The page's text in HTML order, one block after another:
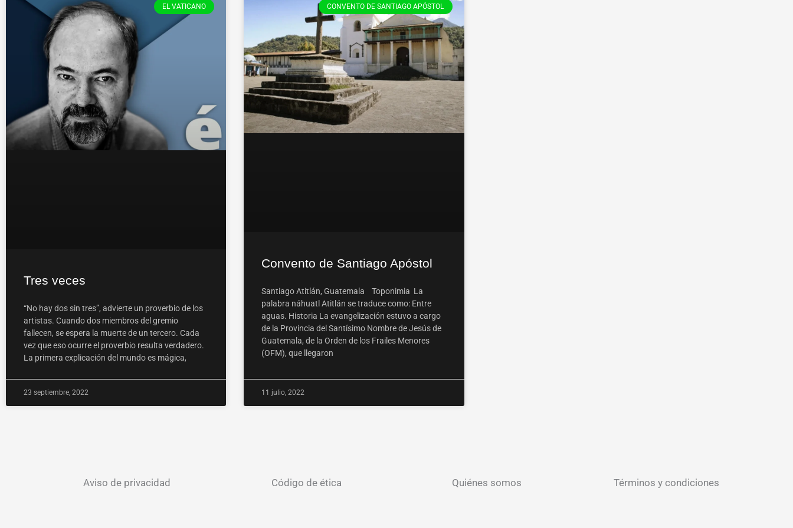
EL VATICANO
Tres veces
“No hay dos sin tres”, advierte un proverbio de los
artistas. Cuando dos miembros del gremio
fallecen, se espera la muerte de un tercero. Cada
vez que eso ocurre el proverbio resulta verdadero.
La primera explicación del mundo es mágica,
23 septiembre, 2022
CONVENTO DE SANTIAGO APÓSTOL
Convento de Santiago Apóstol
Santiago Atitlán, Guatemala Toponimia La
palabra náhuatl Atitlán se traduce como: Entre
aguas. Historia La evangelización estuvo a cargo
de la Provincia del Santísimo Nombre de Jesús de
Guatemala, de la Orden de los Frailes Menores
(OFM), que llegaron
11 julio, 2022
Aviso de privacidad Código de ética Quiénes somos Términos y condiciones